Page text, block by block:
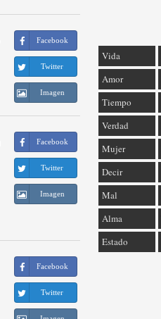
Facebook
Twitter
Imagen
Facebook
Twitter
Imagen
Facebook
Twitter
Vida
Amor
Tiempo
Verdad
Mujer
Decir
Mal
Alma
Estado